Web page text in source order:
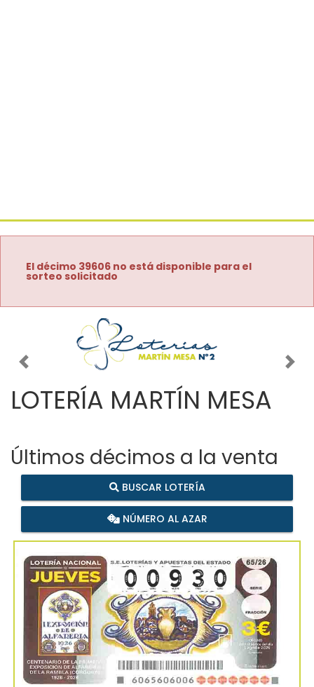
El décimo 39606 no está disponible para el
sorteo solicitado
Imagen anterior
LOTERÍA MARTÍN MESA
Últimos décimos a la venta
BUSCAR LOTERÍA
NÚMERO AL AZAR